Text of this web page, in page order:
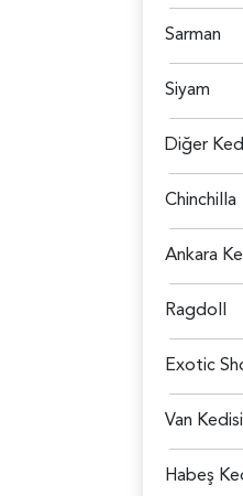
Sarman
Siyam
Diğer
Chinchilla
Ankara
Ragdoll
Exotic
Van Kedisi
Habeş